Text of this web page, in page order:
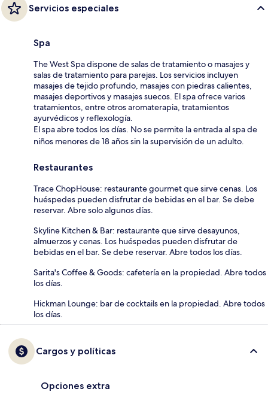
Servicios especiales
Spa
The West Spa dispone de salas de tratamiento o masajes y
salas de tratamiento para parejas. Los servicios incluyen
masajes de tejido profundo, masajes con piedras calientes,
masajes deportivos y masajes suecos. El spa ofrece varios
tratamientos, entre otros aromaterapia, tratamientos
ayurvédicos y reflexología.
El spa abre todos los días. No se permite la entrada al spa de
niños menores de 18 años sin la supervisión de un adulto.
Restaurantes
Trace ChopHouse: restaurante gourmet que sirve cenas. Los
huéspedes pueden disfrutar de bebidas en el bar. Se debe
reservar. Abre solo algunos días.
Skyline Kitchen & Bar: restaurante que sirve desayunos,
almuerzos y cenas. Los huéspedes pueden disfrutar de
bebidas en el bar. Se debe reservar. Abre todos los días.
Sarita's Coffee & Goods: cafetería en la propiedad. Abre todos
los días.
Hickman Lounge: bar de cocktails en la propiedad. Abre todos
los días.
Cargos y políticas
Opciones extra